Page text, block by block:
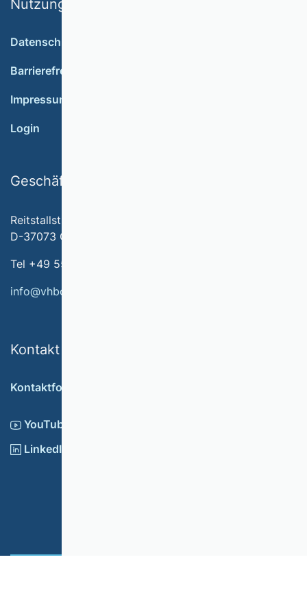
Nutzungsbedingungen
Datenschutz
Barrierefreiheit
Impressum
Login
Geschäftsstelle
Reitstallstr. 7
D-37073 Göttingen
Tel +49 551 79778-566
info@vhbonline.org
Kontakt
Kontaktformular
YouTube
LinkedIn